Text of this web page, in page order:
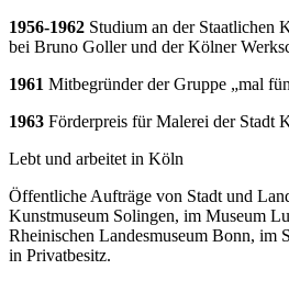
1956-1962 Studium an der Staatlichen
bei Bruno Goller und derKölner
1961 Mitbegründer der Gruppe „mal
1963 Förderpreis für Malerei der Stadt
Lebt und arbeitet in Köln
Öffentliche Aufträge von Stadt und
Kunstmuseum Solingen, im Museum
Rheinischen Landesmuseum Bonn, im
in Privatbesitz.